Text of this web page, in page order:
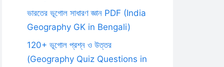
ভারতের ভূগোল সাধারণ জ্ঞান PDF (India
Geography GK in Bengali)
120+ ভূগোল প্রশ্ন ও উত্তর
(Geography Quiz Questions in